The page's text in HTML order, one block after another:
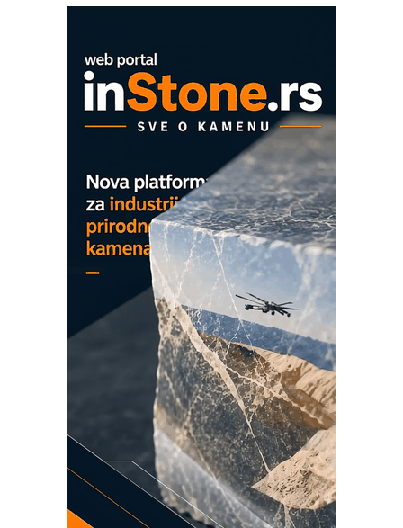
era CNC merenja
Proizvodnja iC7 Hybrid 1500 VDC
mrežnog pretvarača sa tečnim
hlađenjem
COMBYPACK
EVOKS Maintenance Management